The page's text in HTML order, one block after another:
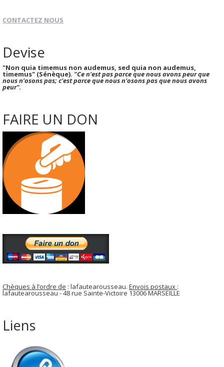
CONTACTEZ NOUS
Devise
"Non quia timemus non audemus, sed quia non audemus,
timemus" (Sénèque). "Ce n'est pas parce que nous avons peur que
nous n'osons pas; c'est parce que nous n'osons pas que nous avons
peur".
FAIRE UN DON
Chèques à l’ordre de : lafautearousseau. Envois postaux :
lafautearousseau - 48 rue Sainte-Victoire 13006 MARSEILLE
Liens